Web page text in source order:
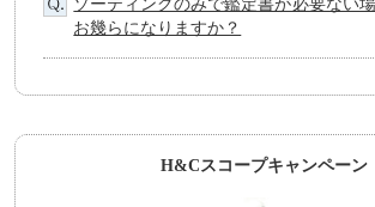
ソーティングのみで鑑定書が必要ない
お幾らになりますか？
H&Cスコープキャンペーン